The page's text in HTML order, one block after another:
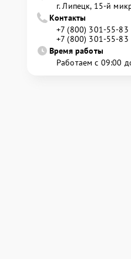
г. Липецк, 15-й
Контакты
+7 (800) 301-55-83
+7 (800) 301-55-83
Время работы
Работаем с 09:00